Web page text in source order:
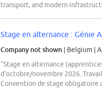
transport, and modern
Stage en alternance : Génie
Company not shown | Belgium |
“Stage en alternance
d'octobre/novembre 2026.
Convention de stage obligatoire